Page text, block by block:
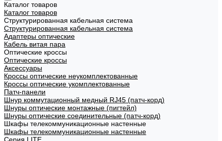
Каталог товаров
Каталог товаров
Структурированная кабельная система
Структурированная кабельная система
Адаптеры оптические
Кабель витая пара
Оптические кроссы
Оптические кроссы
Аксессуары
Кроссы оптические неукомплектованные
Кроссы оптические укомплектованные
Патч-панели
Шнур коммутационный медный RJ45 (патч-корд)
Шнуры оптические монтажные (пигтейл)
Шнуры оптические соединительные (патч-корд)
Шкафы телекоммуникационные настенные
Шкафы телекоммуникационные настенные